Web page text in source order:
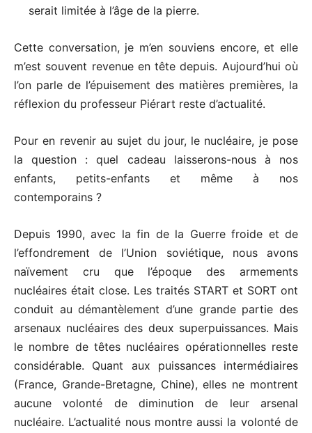
serait limitée à l’âge de la pierre.
Cette conversation, je m’en souviens encore, et elle
m’est souvent revenue en tête depuis. Aujourd’hui où
l’on parle de l’épuisement des matières premières, la
réflexion du professeur Piérart reste d’actualité.
Pour en revenir au sujet du jour, le nucléaire, je pose
la question : quel cadeau laisserons-nous à nos
enfants, petits-enfants et même à nos
contemporains ?
Depuis 1990, avec la fin de la Guerre froide et de
l’effondre­ment de l’Union soviétique, nous avons
naïvement cru que l’époque des armements
nucléaires était close. Les traités START et SORT ont
conduit au démantèlement d’une grande partie des
arsenaux nucléaires des deux superpuissances. Mais
le nombre de têtes nucléaires opérationnelles reste
considérable. Quant aux puissances intermédiaires
(France, Grande-Bretagne, Chine), elles ne montrent
aucune volonté de diminution de leur arsenal
nucléaire. L’actualité nous montre aussi la volonté de